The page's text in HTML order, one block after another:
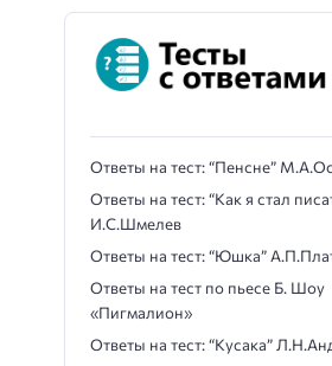
Ответы на тест: “Пенсне”
Ответы на тест: “Как я стал
И.С.Шмелев
Ответы на тест: “Юшка”
Ответы на тест по пьесе Б. Шоу
«Пигмалион»
Ответы на тест: “Кусака”